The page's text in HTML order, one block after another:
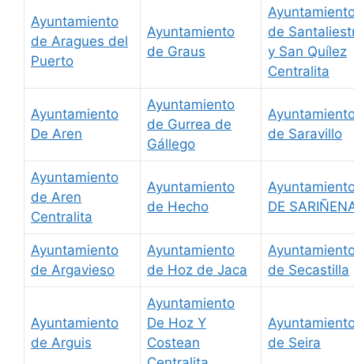
Ayuntamiento
de Aragues del
Puerto
Ayuntamiento
de Graus
de
y San Quílez
Centralita
Ayuntamiento
De Aren
Ayuntamiento
de Gurrea de
Gállego
de Saravillo
Ayuntamiento
de Aren
Centralita
Ayuntamiento
de Hecho
DE
Ayuntamiento
de Argavieso
Ayuntamiento
de Hoz de Jaca
de Secastilla
Ayuntamiento
de Arguis
Ayuntamiento
De Hoz Y
Costean
de Seira